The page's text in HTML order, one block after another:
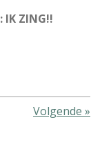
ZING!!
Volgende »